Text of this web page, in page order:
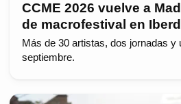
CCME 2026 vuelve a
de macrofestival en
Más de 30 artistas, dos jornadas y
septiembre.